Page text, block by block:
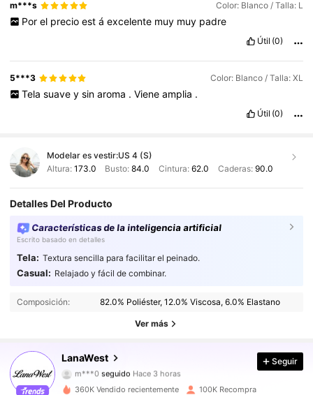
m***s Color: Blanco / Talla: L
Por el precio est á excelente muy muy padre
Útil (0)
5***3 Color: Blanco / Talla: XL
Tela suave y sin aroma . Viene amplia .
Útil (0)
Modelar es vestir:US 4 (S)
Altura: 173.0 Busto:84.0 Cintura: 62.0 Caderas: 90.0
Detalles Del Producto
Características de la inteligencia artificial
Escrito basado en detalles
Tela: Textura sencilla para facilitar el peinado.
Casual: Relajado y fácil de combinar.
Composición: 82.0% Poliéster, 12.0% Viscosa, 6.0% Elastano
Ver más
LanaWest
4,84 133K Seguidores
133K Seguidores
4,84 133K Seguidores
Seguir
360K Vendido recientemente 100K Recompra